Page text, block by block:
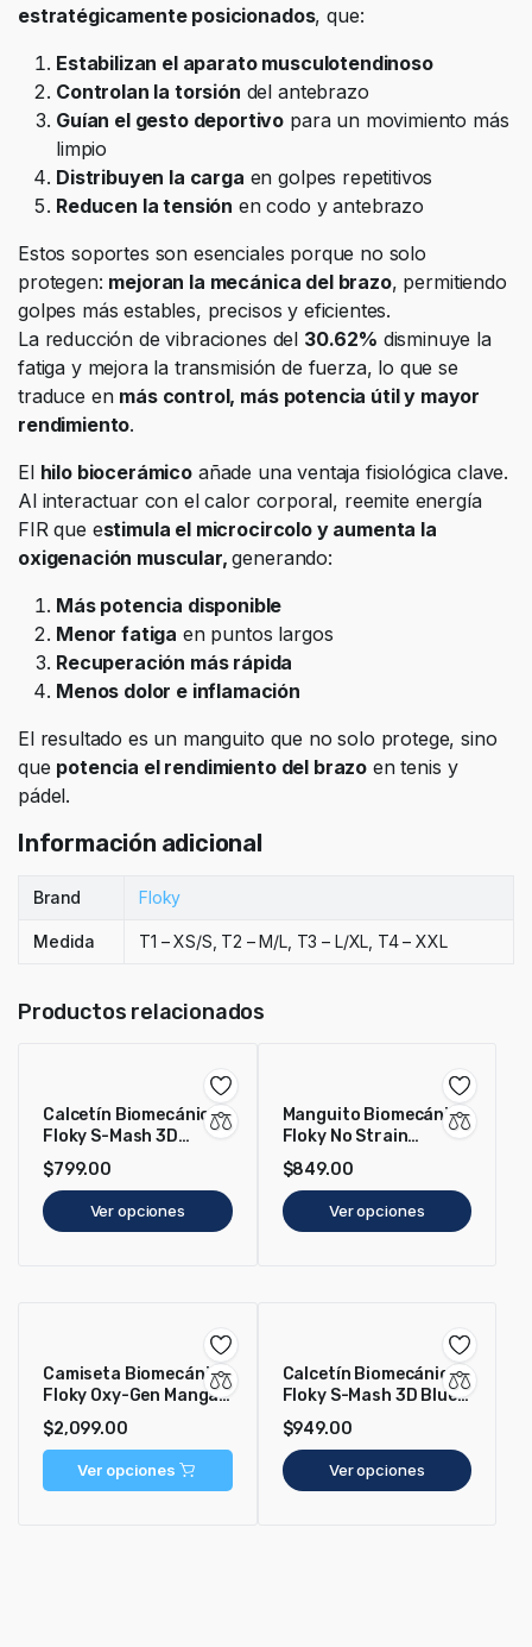
estratégicamente posicionados, que:
Estabilizan el aparato musculotendinoso
Controlan la torsión del antebrazo
Guían el gesto deportivo para un movimiento más
limpio
Distribuyen la carga en golpes repetitivos
Reducen la tensión en codo y antebrazo
Estos soportes son esenciales porque no solo
protegen: mejoran la mecánica del brazo, permitiendo
golpes más estables, precisos y eficientes.
La reducción de vibraciones del 30.62% disminuye la
fatiga y mejora la transmisión de fuerza, lo que se
traduce en más control, más potencia útil y mayor
rendimiento.
El hilo biocerámicoañade una ventaja fisiológica clave.
Al interactuar con el calor corporal, reemite energía
FIR que estimula el microcircolo y aumenta la
oxigenación muscular,generando:
Más potencia disponible
Menor fatiga en puntos largos
Recuperación más rápida
Menos dolor e inflamación
El resultado es un manguito que no solo protege, sino
que potencia el rendimiento del brazo en tenis y
pádel.
Información adicional
Brand Floky
Medida T1 – XS/S, T2 – M/L, T3 – L/XL, T4 – XXL
Productos relacionados
Calcetín Biomecánico
Floky S-Mash 3D
Blanco
$799.00
Ver opciones
Manguito Biomecánico
Floky No Strain
Evolution Artic
Radiance
$849.00
Ver opciones
Camiseta Biomecánica
Floky Oxy-Gen Manga
Corta Negro
$2,099.00
Ver opciones
Calcetín Biomecánico
Floky S-Mash 3D Blue
Supernova
$949.00
Ver opciones